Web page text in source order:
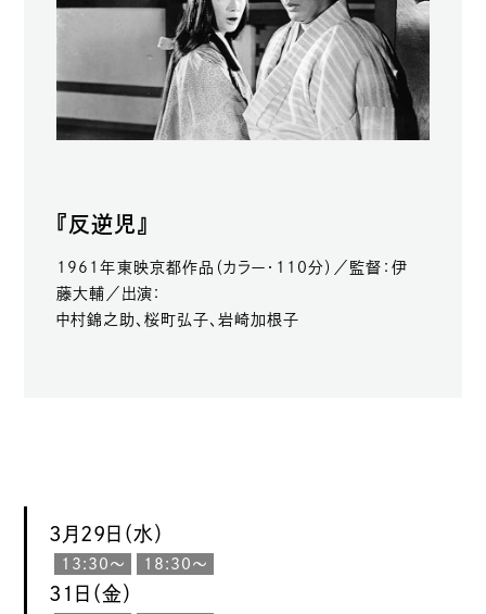
『反逆児』
1961年東映京都作品（カラー・110分）／監督：伊
藤大輔／出演：
中村錦之助、桜町弘子、岩崎加根子
3月29日（水）
13:30〜 18:30〜
31日（金）